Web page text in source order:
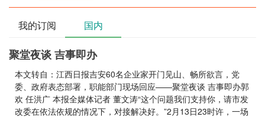
我的订阅 国内
聚堂夜谈 吉事即办
本文转自：江西日报吉安60名企业家开门见山、畅所欲言，党
委、政府表态部署，职能部门现场回应——聚堂夜谈 吉事即办郭
欢 任洪广 本报全媒体记者 董文涛“这个问题我们支持你，请市发
改委在依法依规的情况下，对接解决好。”2月13日23时许，一场